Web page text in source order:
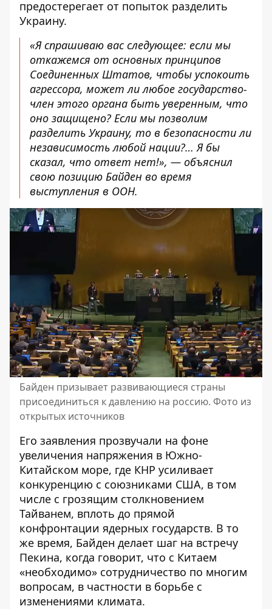
предостерегает от попыток разделить
Украину.
«Я спрашиваю вас следующее: если мы
откажемся от основных принципов
Соединенных Штатов, чтобы успокоить
агрессора, может ли любое государство-
член этого органа быть уверенным, что
оно защищено? Если мы позволим
разделить Украину, то в безопасности ли
независимость любой нации?… Я бы
сказал, что ответ нет!», — объяснил
свою позицию Байден во время
выступления в ООН.
Байден призывает развивающиеся страны
присоединиться к давлению на россию. Фото из
открытых источников
Его заявления прозвучали на фоне
увеличения напряжения в Южно-
Китайском море, где КНР усиливает
конкуренцию с союзниками США, в том
числе с грозящим столкновением
Тайванем, вплоть до прямой
конфронтации ядерных государств. В то
же время, Байден делает шаг на встречу
Пекина, когда говорит, что с Китаем
«необходимо» сотрудничество по многим
вопросам, в частности в борьбе с
изменениями климата.